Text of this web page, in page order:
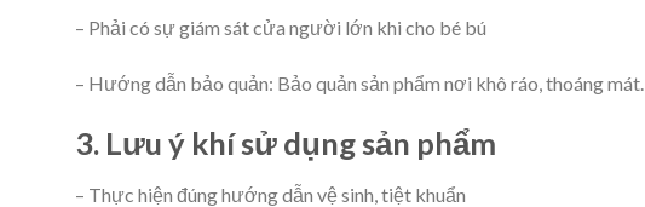
– Phải có sự giám sát cửa người lớn khi cho bé bú
– Hướng dẫn bảo quản: Bảo quản sản phẩm nơi khô ráo, thoáng mát.
3. Lưu ý khí sử dụng sản phẩm
– Thực hiện đúng hướng dẫn vệ sinh, tiệt khuẩn